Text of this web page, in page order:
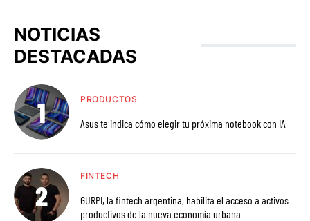
NOTICIAS
DESTACADAS
PRODUCTOS
Asus te indica cómo elegir tu próxima notebook con IA
FINTECH
GURPI, la fintech argentina, habilita el acceso a activos
productivos de la nueva economía urbana